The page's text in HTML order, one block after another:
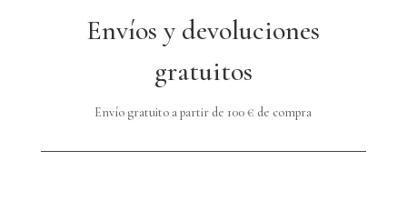
Envíos y devoluciones
gratuitos
Envío gratuito a partir de 100 € de compra